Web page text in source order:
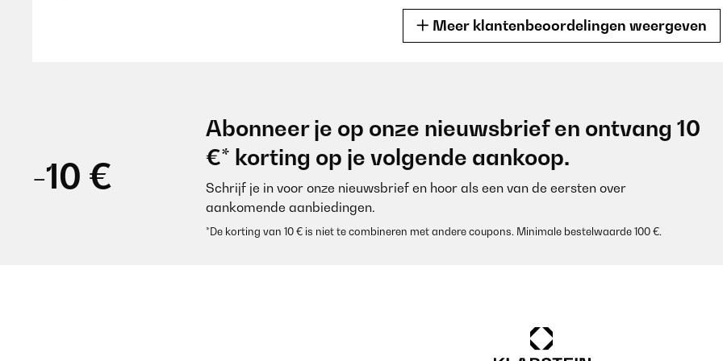
Super qualité, légère et douce
Utilisateur d'Amazon
Meer klantenbeoordelingen weergeven
-10 €
Abonneer je op onze nieuwsbrief en ontvang 10
€* korting op je volgende aankoop.
Schrijf je in voor onze nieuwsbrief en hoor als een van de eersten over
aankomende aanbiedingen.
*De korting van 10 € is niet te combineren met andere coupons. Minimale bestelwaarde 100 €.